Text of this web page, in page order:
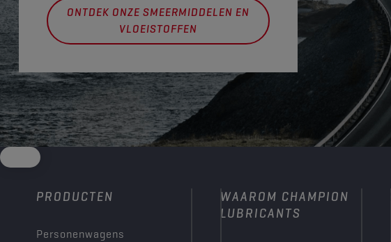
ONTDEK ONZE SMEERMIDDELEN EN
VLOEISTOFFEN
PRODUCTEN
Personenwagens
WAAROM CHAMPION
LUBRICANTS